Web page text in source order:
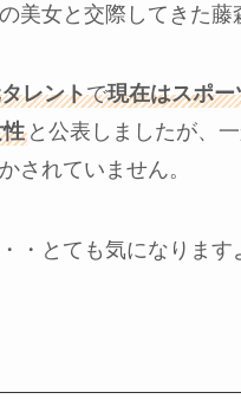
美女と交際してきた藤
レントで現在はスポー
と公表しましたが、
されていません。
・とても気になります